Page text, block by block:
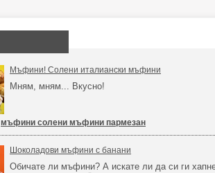
Мъфини! Солени италиански мъфини
Мням, мням... Вкусно!
мъфини солени мъфини пармезан
Шоколадови мъфини с банани
Обичате ли мъфини? А искате ли да си ги